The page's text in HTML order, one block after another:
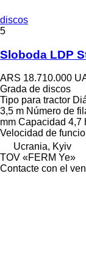
discos
5
Sloboda LDP
ARS 18.710.000
Grada de discos
Tipo para tractor
3,5 m Número de
mm Capacidad 4,7
Velocidad de
Ucrania, Kyiv
TOV «FERM Ye»
Contacte con el